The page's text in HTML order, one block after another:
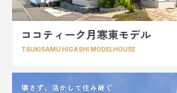
ココティーク月寒東モデル
TSUKISAMU HIGASHI MODELHOUSE